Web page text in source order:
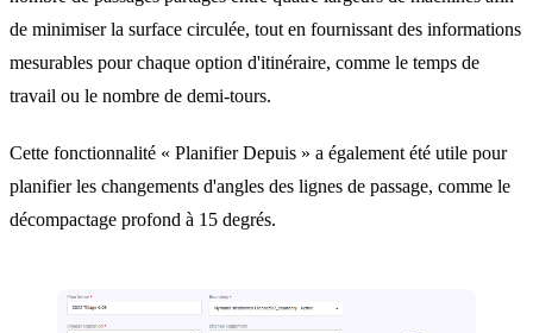
de minimiser la surface circulée, tout en fournissant des informations
mesurables pour chaque option d'itinéraire, comme le temps de
travail ou le nombre de demi-tours.
Cette fonctionnalité « Planifier Depuis » a également été utile pour
planifier les changements d'angles des lignes de passage, comme le
décompactage profond à 15 degrés.